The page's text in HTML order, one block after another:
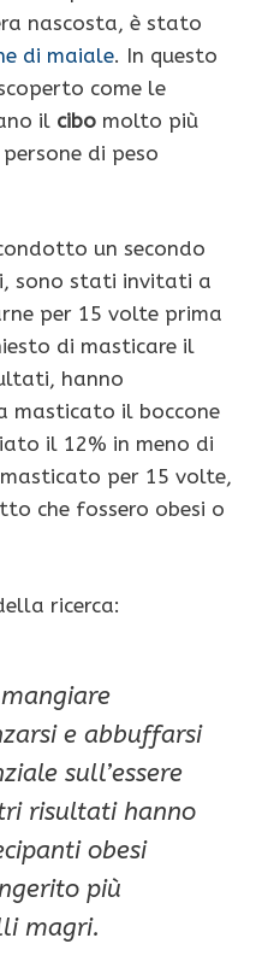
nascosta, è stato
di maiale. In questo
come le
il cibo molto più
di peso
un secondo
sono stati invitati a
per 15 volte prima
di masticare il
hanno
masticato il boccone
il 12% in meno di
per 15 volte,
che fossero obesi o
ricerca:
e abbuffarsi
sull’essere
risultati hanno
obesi
più
magri.